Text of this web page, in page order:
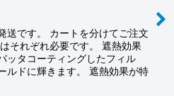
送です。 カートを分けてご注文
それぞれ必要です。 遮熱効果
ッタコーティングしたフィル
ドに輝きます。 遮熱効果が特